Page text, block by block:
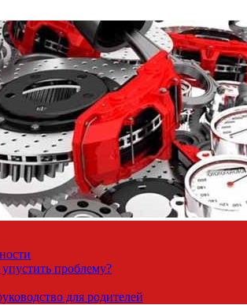
проблему?
для родителей